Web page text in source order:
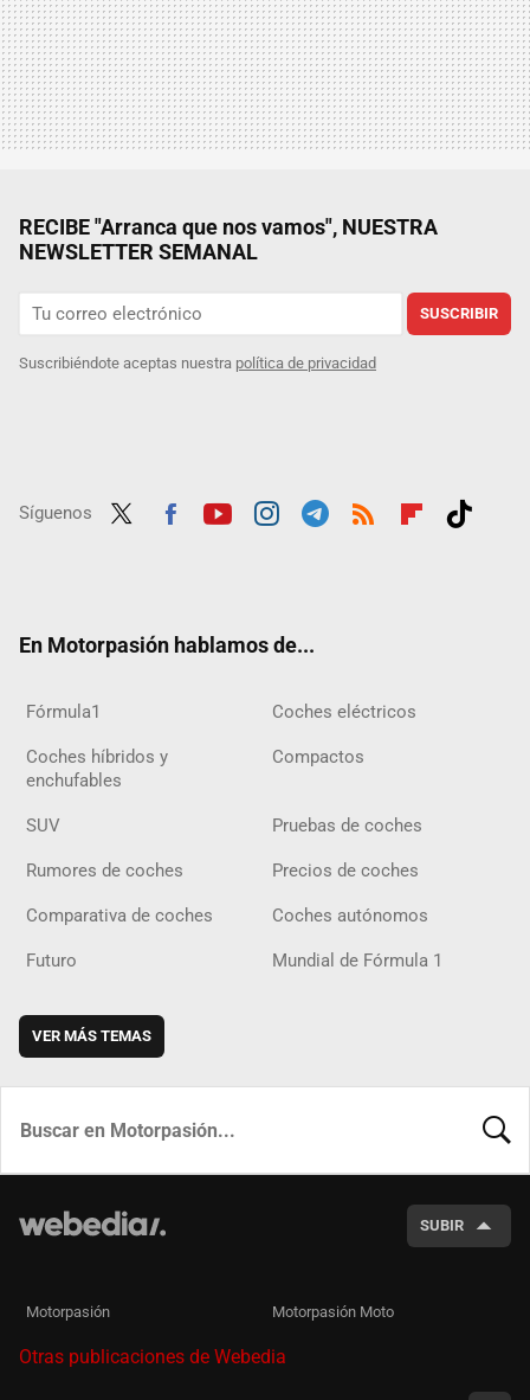
RECIBE "Arranca que nos vamos", NUESTRA
NEWSLETTER SEMANAL
SUSCRIBIR
Suscribiéndote aceptas nuestra política de privacidad
Síguenos
En Motorpasión hablamos de...
Fórmula1 Coches eléctricos
Coches híbridos y
enchufables
Compactos
SUV Pruebas de coches
Rumores de coches Precios de coches
Comparativa de coches Coches autónomos
Futuro Mundial de Fórmula 1
VER MÁS TEMAS
SUBIR
Motorpasión Motorpasión Moto
Otras publicaciones de Webedia